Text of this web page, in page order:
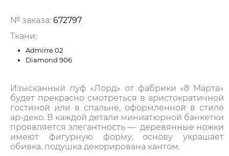
№ заказа: 672797
Ткани:
Admirre 02
Diamond 906
Изысканный пуф «Лорд» от фабрики «8 Марта»
будет прекрасно смотреться в аристократичной
гостиной или в спальне, оформленной в стиле
ар-деко. В каждой детали миниатюрной банкетки
проявляется элегантность — деревянные ножки
имеют фигурную форму, основу украшает
обивка, подушка декорирована кантом.